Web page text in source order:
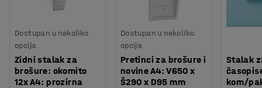
Dostupan u nekoliko
opcija
Zidni stalak za
brošure: okomito
12x A4: prozirna
Dostupan u nekoliko
opcija
Pretinci za brošure i
novine A4: V650 x
Š290 x D95 mm
Stalak
kom/